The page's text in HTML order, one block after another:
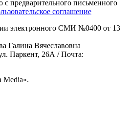
с предварительного письменного
соглашение
электронного СМИ №0400 от 13
Галина Вячеславовна
Паркент, 26А / Почта: